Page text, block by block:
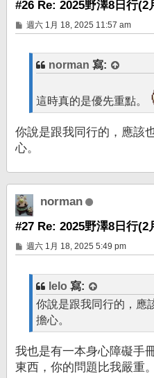
#26 Re: 2025野澤8日行(2
文
章
週六 1月 18, 2025 11:57 am
norman 寫:
這時真的是優先重點。
你說是跟我同行的，應該
心。
norman
#27 Re: 2025野澤8日行(2
文
章
週六 1月 18, 2025 5:49 pm
lelo 寫:
你說是跟我同行的，應
擔心。
我也是有一本身心障礙手
東西，你的問題比我嚴重。